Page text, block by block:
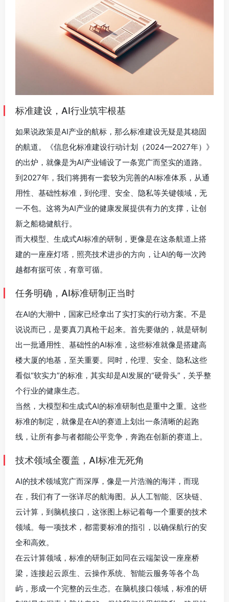
标准建设，AI行业筑牢根基
如果说政策是AI产业的航标，那么标准建设无疑是其稳固
的航道。《信息化标准建设行动计划（2024—2027年）》
的出炉，就像是为AI产业铺设了一条宽广而坚实的道路。
到2027年，我们将拥有一套较为完善的AI标准体系，从通
用性、基础性标准，到伦理、安全、隐私等关键领域，无
一不包。这将为AI产业的健康发展提供有力的支撑，让创
新之船稳健航行。
而大模型、生成式AI标准的研制，更像是在这条航道上搭
建的一座座灯塔，照亮技术进步的方向，让AI的每一次跨
越都有据可依，有章可循。
任务明确，AI标准研制正当时
在AI的大潮中，国家已经拿出了实打实的行动方案。不是
说说而已，是要真刀真枪干起来。首先要做的，就是研制
出一批通用性、基础性的AI标准，这些标准就像是搭建高
楼大厦的地基，至关重要。同时，伦理、安全、隐私这些
看似“软实力”的标准，其实却是AI发展的“硬骨头”，关乎整
个行业的健康生态。
当然，大模型和生成式AI的标准研制也是重中之重。这些
标准的制定，就像是在AI的赛道上划出一条清晰的起跑
线，让所有参与者都能公平竞争，奔跑在创新的赛道上。
技术领域全覆盖，AI标准无死角
AI的技术领域宽广而深厚，像是一片浩瀚的海洋，而现
在，我们有了一张详尽的航海图。从人工智能、区块链、
云计算，到脑机接口，这张图上标记着每一个重要的技术
领域。每一项技术，都需要标准的指引，以确保航行的安
全和高效。
在云计算领域，标准的研制正如同在云端架设一座座桥
梁，连接起云原生、云操作系统、智能云服务等各个岛
屿，形成一个完整的云生态。在脑机接口领域，标准的研